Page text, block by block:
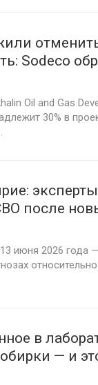
Sodeco
Oil and Gas
30% в
после
июня 2026 года
в
— и